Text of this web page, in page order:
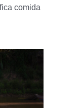
comida